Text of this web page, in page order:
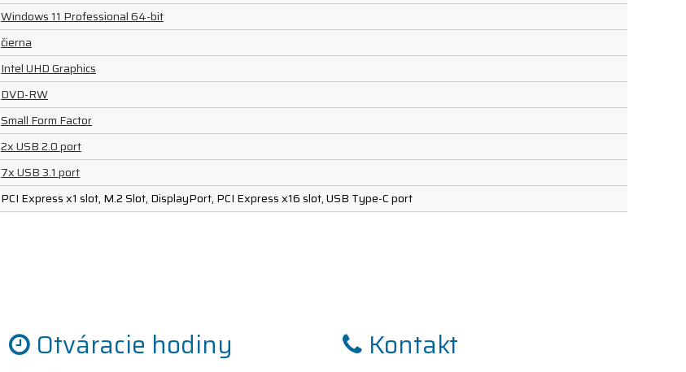
Windows 11 Professional 64-bit
čierna
Intel UHD Graphics
DVD-RW
Small Form Factor
2x USB 2.0 port
7x USB 3.1 port
PCI Express x1 slot, M.2 Slot, DisplayPort, PCI Express x16 slot, USB Type-C port
Otváracie hodiny Kontakt